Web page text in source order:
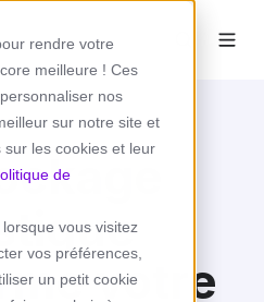
rendre votre
meilleure ! Ces
nos
sur notre site et
les cookies et leur
de
vous visitez
vos préférences,
un petit cookievotre